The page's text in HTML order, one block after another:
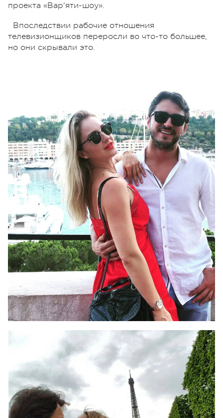
проекта «Вар'яти-шоу».
Впоследствии рабочие отношения
телевизионщиков переросли во что-то большее,
но они скрывали это.